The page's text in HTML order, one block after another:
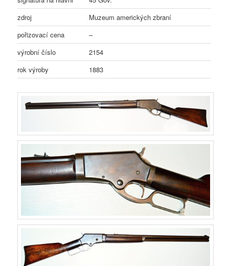
zdroj
Muzeum amerických zbraní
pořizovací cena
–
výrobní číslo
2154
rok výroby
1883